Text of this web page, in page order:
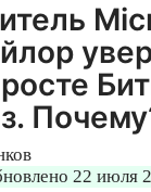
22 июля